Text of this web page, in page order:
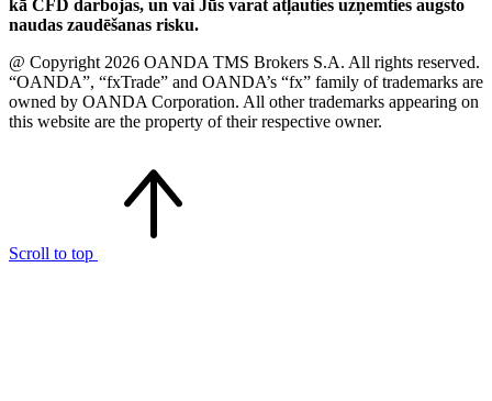
kā CFD darbojas, un vai Jūs varat atļauties uzņemties augsto
naudas zaudēšanas risku.
@ Copyright 2026 OANDA TMS Brokers S.A. All rights reserved.
“OANDA”, “fxTrade” and OANDA’s “fx” family of trademarks are
owned by OANDA Corporation. All other trademarks appearing on
this website are the property of their respective owner.
Scroll to top